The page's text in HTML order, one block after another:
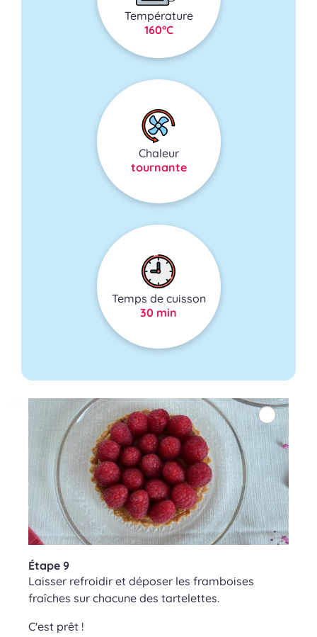
Température
160°C
Chaleur
tournante
Temps de cuisson
30 min
Étape 9
Laisser refroidir et déposer les framboises
fraîches sur chacune des tartelettes.
C'est prêt !